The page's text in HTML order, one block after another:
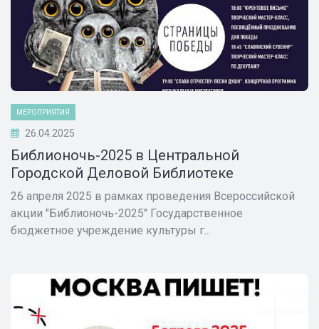
МЕРОПРИЯТИЯ
26.04.2025
Библионочь-2025 в Центральной
Городской Деловой Библиотеке
26 апреля 2025 в рамках проведения Всероссийской
акции "Библионочь-2025" Государственное
бюджетное учреждение культуры г...